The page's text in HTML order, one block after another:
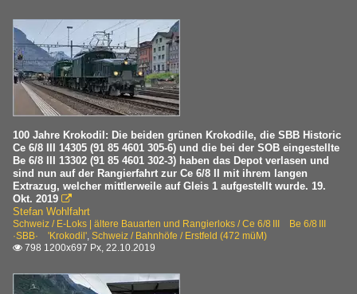
100 Jahre Krokodil: Die beiden grünen Krokodile, die SBB Historic
Ce 6/8 III 14305 (91 85 4601 305-6) und die bei der SOB eingestellte
Be 6/8 III 13302 (91 85 4601 302-3) haben das Depot verlasen und
sind nun auf der Rangierfahrt zur Ce 6/8 II mit ihrem langen
Extrazug, welcher mittlerweile auf Gleis 1 aufgestellt wurde. 19.
Okt. 2019 
Stefan Wohlfahrt
Schweiz / E-Loks | ältere Bauarten und Rangierloks / Ce 6/8 III Be 6/8 III
·SBB· 'Krokodil', Schweiz / Bahnhöfe / Erstfeld (472 müM)
 798 1200x697 Px, 22.10.2019